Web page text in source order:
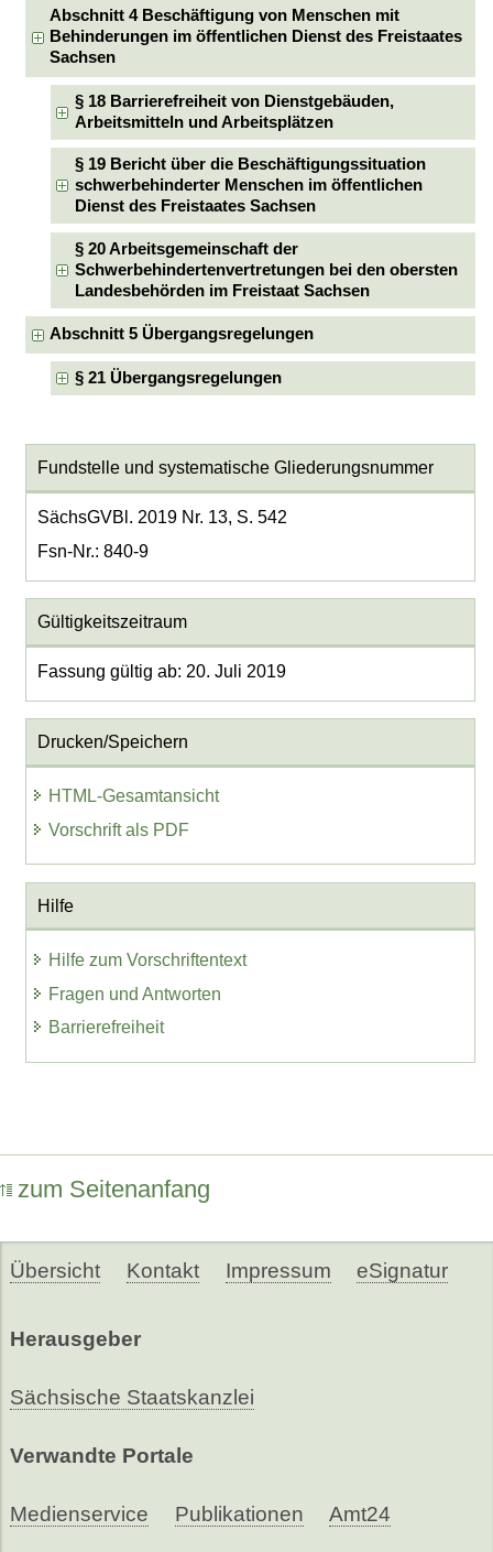
Abschnitt 4 Beschäftigung von Menschen mit
Behinderungen im öffentlichen Dienst des Freistaates
Sachsen
§ 18 Barrierefreiheit von Dienstgebäuden,
Arbeitsmitteln und Arbeitsplätzen
§ 19 Bericht über die Beschäftigungssituation
schwerbehinderter Menschen im öffentlichen
Dienst des Freistaates Sachsen
§ 20 Arbeitsgemeinschaft der
Schwerbehindertenvertretungen bei den obersten
Landesbehörden im Freistaat Sachsen
Abschnitt 5 Übergangsregelungen
§ 21 Übergangsregelungen
Fundstelle und systematische Gliederungsnummer
SächsGVBl. 2019 Nr. 13, S. 542
Fsn-Nr.: 840-9
Gültigkeitszeitraum
Fassung gültig ab: 20. Juli 2019
Drucken/Speichern
HTML-Gesamtansicht
Vorschrift als PDF
Hilfe
Hilfe zum Vorschriftentext
Fragen und Antworten
Barrierefreiheit
zum Seitenanfang
Übersicht Kontakt Impressum eSignatur
Herausgeber
Sächsische Staatskanzlei
Verwandte Portale
Medienservice Publikationen Amt24